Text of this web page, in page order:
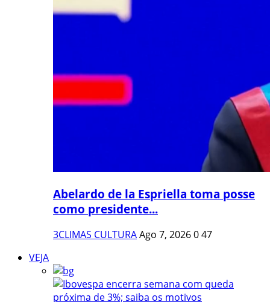
Abelardo de la Espriella toma posse
como presidente...
3CLIMAS CULTURAAgo 7, 2026047
VEJA